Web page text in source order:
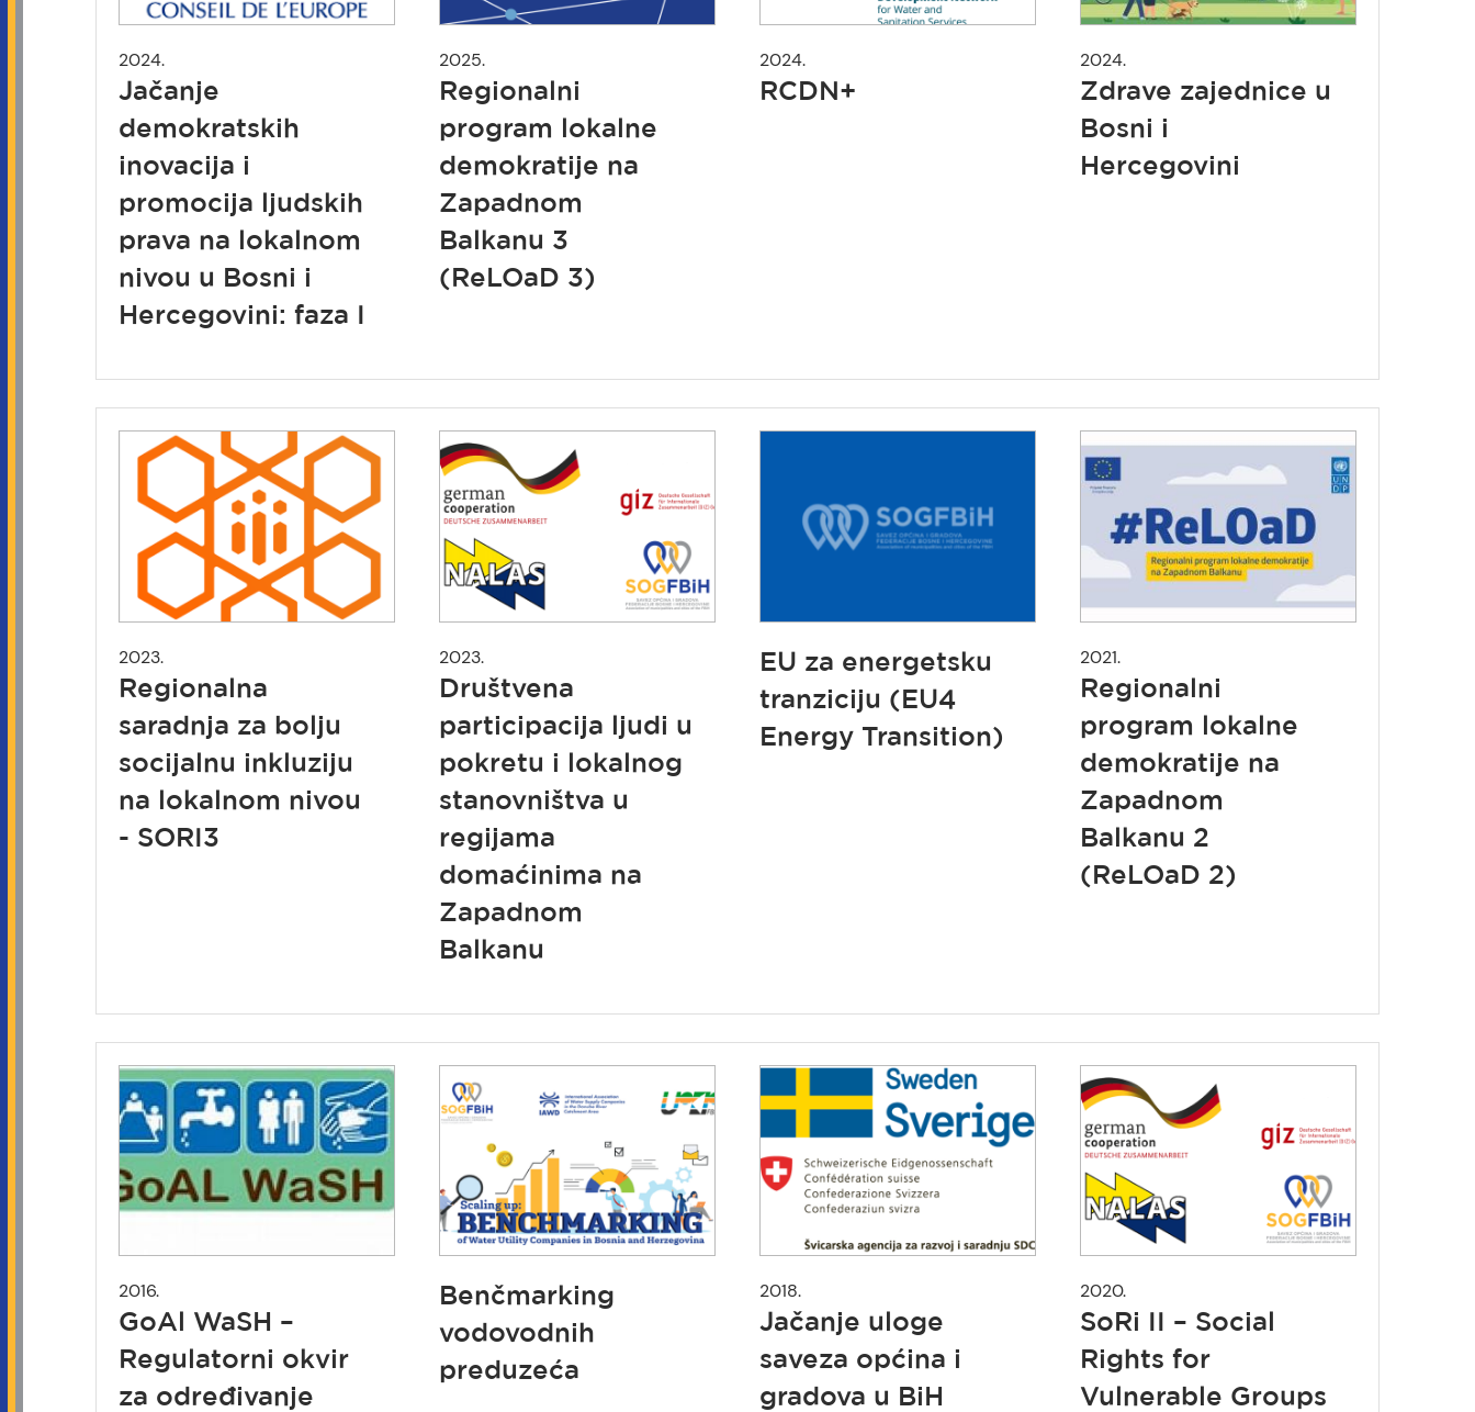
2024.
Jačanje
demokratskih
inovacija i
promocija ljudskih
prava na lokalnom
nivou u Bosni i
Hercegovini: faza I
2025.
Regionalni
program lokalne
demokratije na
Zapadnom
Balkanu 3
(ReLOaD 3)
2024.
RCDN+
2024.
Zdrave zajednice u
Bosni i
Hercegovini
2023.
Regionalna
saradnja za bolju
socijalnu inkluziju
na lokalnom nivou
- SORI3
2023.
Društvena
participacija ljudi u
pokretu i lokalnog
stanovništva u
regijama
domaćinima na
Zapadnom
Balkanu
EU za energetsku
tranziciju (EU4
Energy Transition)
2021.
Regionalni
program lokalne
demokratije na
Zapadnom
Balkanu 2
(ReLOaD 2)
2016.
GoAl WaSH –
Regulatorni okvir
za određivanje
Benčmarking
vodovodnih
preduzeća
2018.
Jačanje uloge
saveza općina i
gradova u BiH
2020.
SoRi II – Social
Rights for
Vulnerable Groups